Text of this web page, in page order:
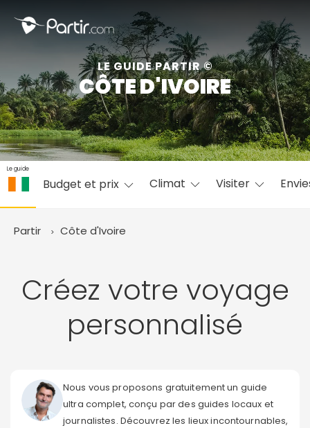
LE GUIDE PARTIR ©
CÔTE D'IVOIRE
Le guide
Budget et prix Climat Visiter
Partir Côte d'Ivoire
Créez votre voyage
personnalisé
Nous vous proposons gratuitement un guide
ultra complet, conçu par des guides locaux et
journalistes. Découvrez les lieux incontournables,
📍 Destinations populaires
☀️ Où partir par mois
Janvier
Juillet
Août Septembre